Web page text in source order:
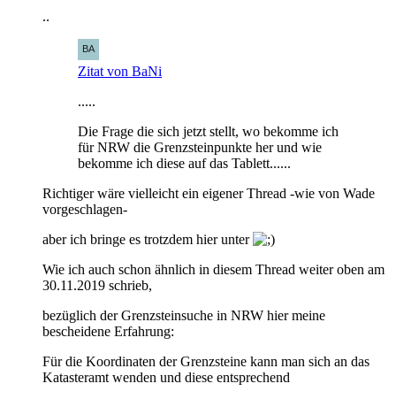
..
Zitat von BaNi
.....
Die Frage die sich jetzt stellt, wo bekomme ich
für NRW die Grenzsteinpunkte her und wie
bekomme ich diese auf das Tablett......
Richtiger wäre vielleicht ein eigener Thread -wie von Wade
vorgeschlagen-
aber ich bringe es trotzdem hier unter
Wie ich auch schon ähnlich in diesem Thread weiter oben am
30.11.2019 schrieb,
bezüglich der Grenzsteinsuche in NRW hier meine
bescheidene Erfahrung:
Für die Koordinaten der Grenzsteine kann man sich an das
Katasteramt wenden und diese entsprechend